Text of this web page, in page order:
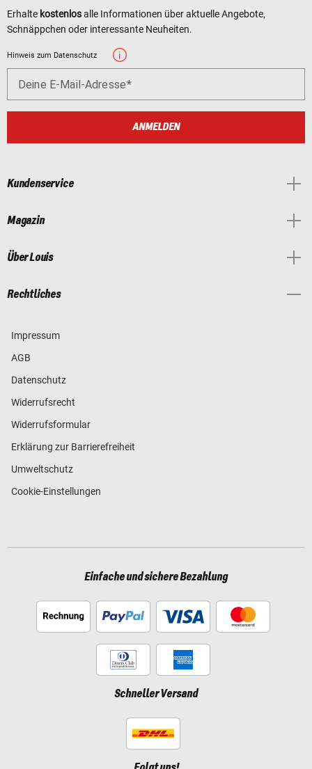
Erhalte kostenlosalle Informationen über aktuelle Angebote,
Schnäppchen oder interessante Neuheiten.
Hinweis zum Datenschutz
Deine E-Mail-Adresse
ANMELDEN
Kundenservice
Magazin
Über Louis
Rechtliches
Impressum
AGB
Datenschutz
Widerrufsrecht
Widerrufsformular
Erklärung zur Barrierefreiheit
Umweltschutz
Cookie-Einstellungen
Einfache und sichere Bezahlung
Schneller Versand